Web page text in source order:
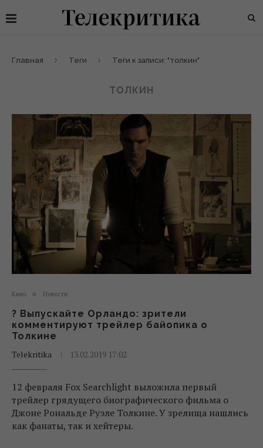
Главная Теги Теги к записи: "толкин"
ТОЛКИН
Кино Новости
? Выпускайте Орландо: зрители
комментируют трейлер байопика о
Толкине
Telekritika
13.02.2019 17:02
12 февраля Fox Searchlight выложила первый
трейлер грядущего биографического фильма о
Джоне Рональде Руэле Толкине. У зрелища нашлись
как фанаты, так и хейтеры.